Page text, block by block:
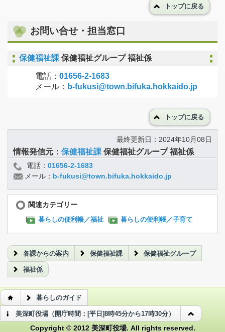
トップに戻る
お問い合せ・担当窓口
保健福祉課保健福祉グループ 福祉係
電話： 01656-2-1683
メール： b-fukusi@town.bifuka.hokkaido.jp
トップに戻る
最終更新日：2024年10月08日
情報発信元： 保健福祉課 保健福祉グループ 福祉係
電話： 01656-2-1683
メール： b-fukusi@town.bifuka.hokkaido.jp
関連カテゴリー
暮らしの便利帳／福祉 暮らしの便利帳／子育て
各課からの案内 保健福祉課 保健福祉グループ
福祉係
暮らしのガイド
美深町役場（開庁時間：[平日]8時45分から17時30分）
Copyright © 2012 美深町役場. All rights reserved.